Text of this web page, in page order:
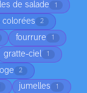
de salade 1
colorées 2
fourrure 1
gratte-ciel 1
2
jumelles 1